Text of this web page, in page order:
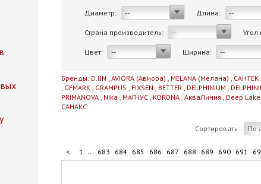
Диаметр: -- Длина: --
Страна производитель: -- Угол
Цвет: -- Ширина: --
Бренды: D.lIN , AVIORA (Авиора) , MELANA (Мелана) , САНТЕК ,
, GFMARK , GRAMPUS , FIXSEN , BETTER , DELPHINIUM ,
PRIMANOVA , Nika , МАГНУС , KORONA , АкваЛиния , Deep Lake
САНАКС
Сортировать: По
< 1 ... 683 684 685 686 687 688 689 690 691